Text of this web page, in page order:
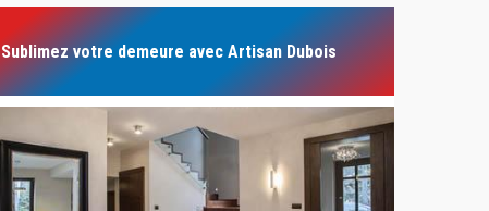
Sublimez votre demeure avec Artisan Dubois